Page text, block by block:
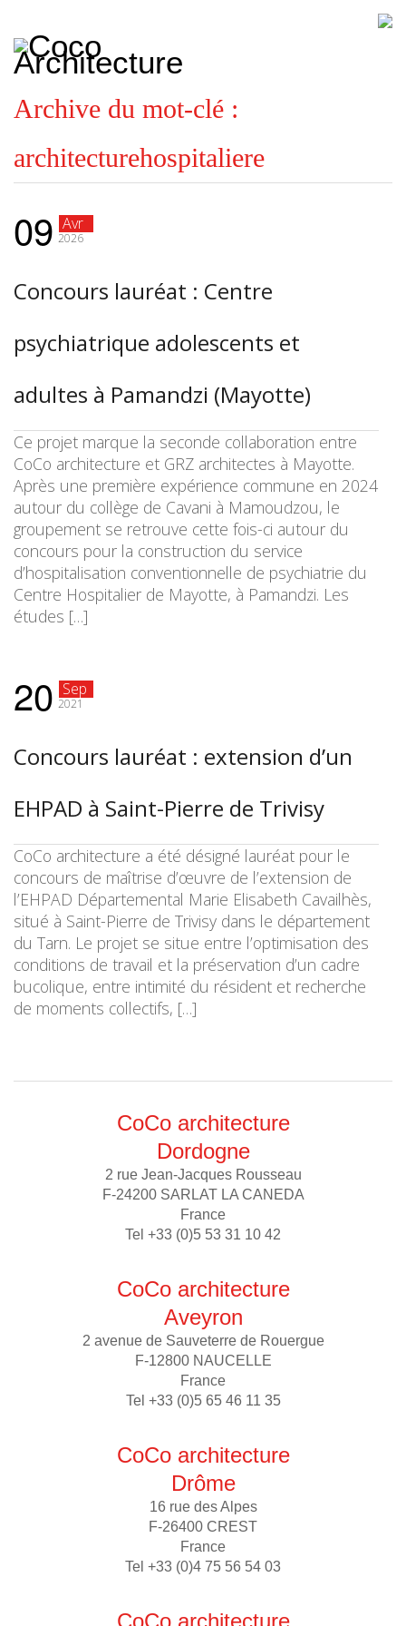
Architecture
architecture,
urbanisme,
etc.
Archive du mot-clé :
architecturehospitaliere
09 Avr
2026
Concours lauréat : Centre
psychiatrique adolescents et
adultes à Pamandzi (Mayotte)
Ce projet marque la seconde collaboration entre
CoCo architecture et GRZ architectes à Mayotte.
Après une première expérience commune en 2024
autour du collège de Cavani à Mamoudzou, le
groupement se retrouve cette fois-ci autour du
concours pour la construction du service
d’hospitalisation conventionnelle de psychiatrie du
Centre Hospitalier de Mayotte, à Pamandzi. Les
études […]
20 Sep
2021
Concours lauréat : extension d’un
EHPAD à Saint-Pierre de Trivisy
CoCo architecture a été désigné lauréat pour le
concours de maîtrise d’œuvre de l’extension de
l’EHPAD Départemental Marie Elisabeth Cavailhès,
situé à Saint-Pierre de Trivisy dans le département
du Tarn. Le projet se situe entre l’optimisation des
conditions de travail et la préservation d’un cadre
bucolique, entre intimité du résident et recherche
de moments collectifs, […]
CoCo architecture
Dordogne
2 rue Jean-Jacques Rousseau
F-24200 SARLAT LA CANEDA
France
Tel +33 (0)5 53 31 10 42
CoCo architecture
Aveyron
2 avenue de Sauveterre de Rouergue
F-12800 NAUCELLE
France
Tel +33 (0)5 65 46 11 35
CoCo architecture
Drôme
16 rue des Alpes
F-26400 CREST
France
Tel +33 (0)4 75 56 54 03
CoCo architecture